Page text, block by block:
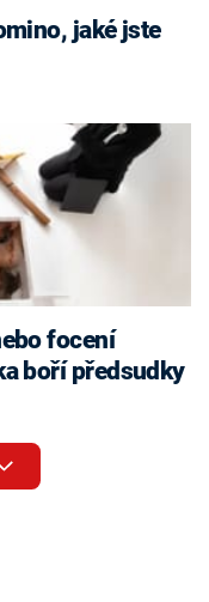
jaké jste
focení
boří předsudky